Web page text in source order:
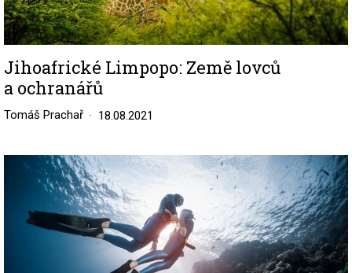
Jihoafrické Limpopo: Země lovců
a ochranářů
Tomáš Prachař 18.08.2021
Image